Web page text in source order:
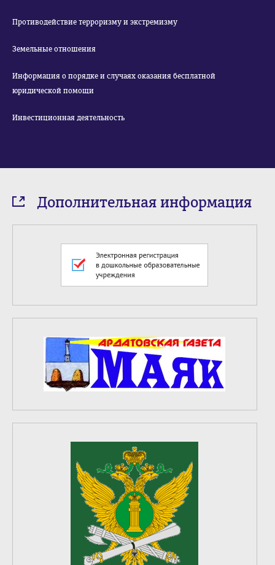
Противодействие терроризму и экстремизму
Земельные отношения
Информация о порядке и случаях оказания бесплатной
юридической помощи
Инвестиционная деятельность
Дополнительная информация